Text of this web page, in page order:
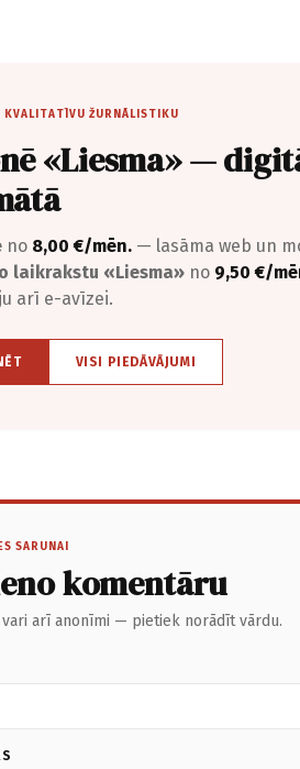
KVALITATĪVU ŽURNĀLISTIKU
«Liesma» —
no 8,00 €/mēn. — lasāma web un
laikrakstu «Liesma» no 9,50 €/
arī e-avīzei.
VISI PIEDĀVĀJUMI
SARUNAI
komentāru
arī anonīmi — pietiek norādīt vārdu.